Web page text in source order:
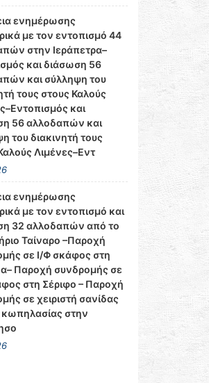
ενημέρωσης
με τον εντοπισμό 44
στην Ιεράπετρα–
και διάσωση 56
και σύλληψη του
τους στους Καλούς
και
56 αλλοδαπών και
του διακινητή τους
Λιμένες–Εντ
ενημέρωσης
με τον εντοπισμό και
32 αλλοδαπών από το
Ταίναρο –Παροχή
σε Ι/Φ σκάφος στη
Παροχή συνδρομής σε
στη Σέριφο – Παροχή
σε χειριστή σανίδας
κωπηλασίας στην